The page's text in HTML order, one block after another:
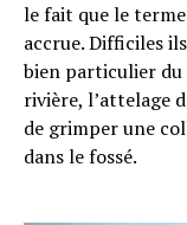
le fait que le
accrue. Difficiles
bien particulier du
rivière, l’attelage
de grimper une
dans le fossé.